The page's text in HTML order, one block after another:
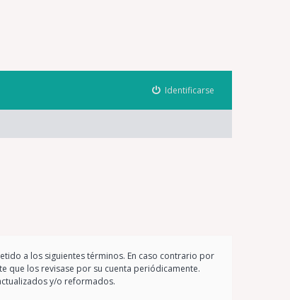
Identificarse
a los siguientes términos. En caso contrario por
que los revisase por su cuenta periódicamente.
y/o reformados.